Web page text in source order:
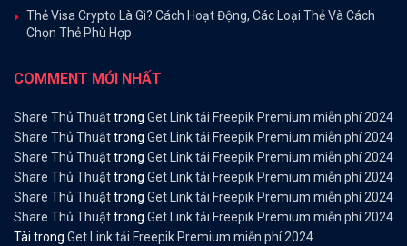
Thẻ Visa Crypto Là Gì? Cách Hoạt Động, Các Loại Thẻ Và Cách
Chọn Thẻ Phù Hợp
COMMENT MỚI NHẤT
Share Thủ Thuậttrong Get Link tải Freepik Premium miễn phí 2024
Share Thủ Thuậttrong Get Link tải Freepik Premium miễn phí 2024
Share Thủ Thuậttrong Get Link tải Freepik Premium miễn phí 2024
Share Thủ Thuậttrong Get Link tải Freepik Premium miễn phí 2024
Share Thủ Thuậttrong Get Link tải Freepik Premium miễn phí 2024
Share Thủ Thuậttrong Get Link tải Freepik Premium miễn phí 2024
Tài trong Get Link tải Freepik Premium miễn phí 2024